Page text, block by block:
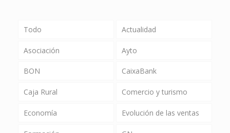
Todo Actualidad
Asociación Ayto
BON CaixaBank
Caja Rural Comercio y turismo
Economía Evolución de las ventas